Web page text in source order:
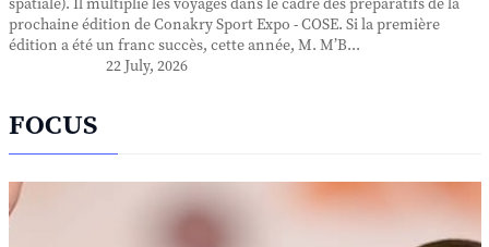
spatiale). Il multiplie les voyages dans le cadre des préparatifs de la
prochaine édition de Conakry Sport Expo - COSE. Si la première
édition a été un franc succès, cette année, M. M’B...
22 July, 2026
FOCUS